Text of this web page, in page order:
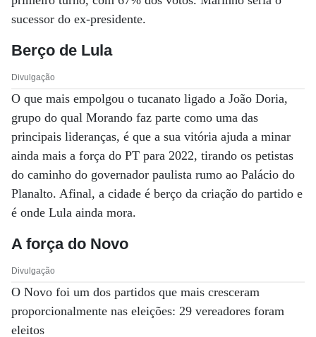
sucessor do ex-presidente.
Berço de Lula
Divulgação
O que mais empolgou o tucanato ligado a João Doria,
grupo do qual Morando faz parte como uma das
principais lideranças, é que a sua vitória ajuda a minar
ainda mais a força do PT para 2022, tirando os petistas
do caminho do governador paulista rumo ao Palácio do
Planalto. Afinal, a cidade é berço da criação do partido e
é onde Lula ainda mora.
A força do Novo
Divulgação
O Novo foi um dos partidos que mais cresceram
proporcionalmente nas eleições: 29 vereadores foram
eleitos